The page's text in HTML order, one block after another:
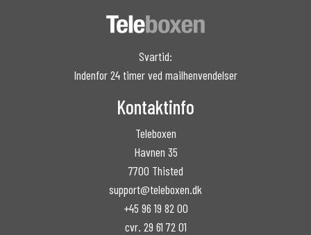
Svartid:
Indenfor 24 timer ved mailhenvendelser
Kontaktinfo
Teleboxen
Havnen 35
7700 Thisted
support@teleboxen.dk
+45 96 19 82 00
cvr. 29 61 72 01